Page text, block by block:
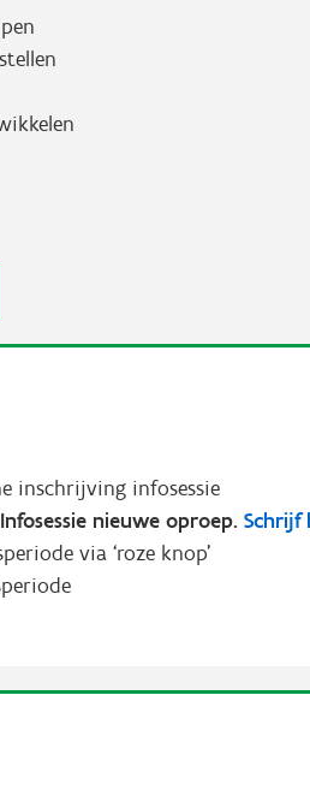
inschrijving infosessie
Infosessie nieuwe oproep.Schrijf
via ‘roze knop’